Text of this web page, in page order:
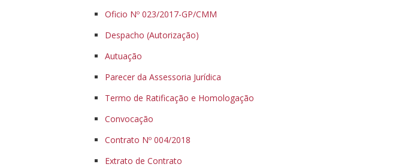
Oficio Nº 023/2017-GP/CMM
Despacho (Autorização)
Autuação
Parecer da Assessoria Jurídica
Termo de Ratificação e Homologação
Convocação
Contrato Nº 004/2018
Extrato de Contrato